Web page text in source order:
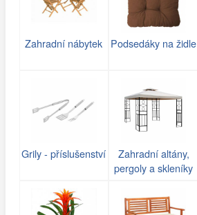
Zahradní nábytek Podsedáky na židle
Grily - příslušenství
Zahradní altány,
pergoly a skleníky